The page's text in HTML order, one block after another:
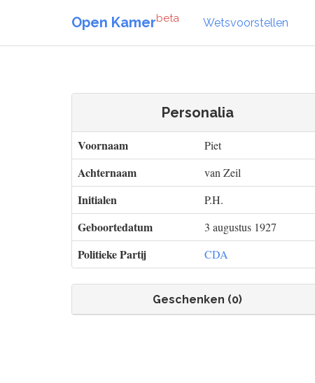
Open Kamerbeta Wetsvoorstellen
Personalia
Voornaam Piet
Achternaam van Zeil
Initialen P.H.
Geboortedatum 3 augustus 1927
Politieke Partij CDA
Geschenken (0)